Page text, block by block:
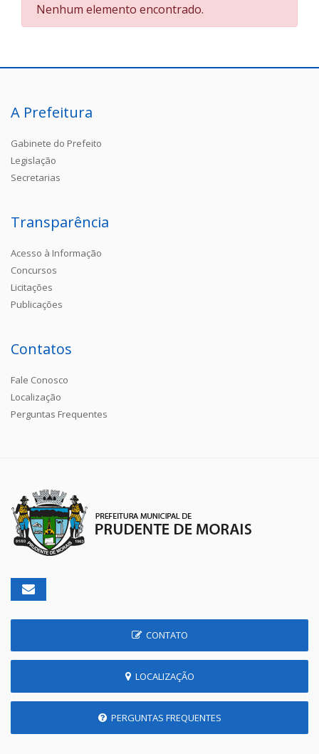
Nenhum elemento encontrado.
A Prefeitura
Gabinete do Prefeito
Legislação
Secretarias
Transparência
Acesso à Informação
Concursos
Licitações
Publicações
Contatos
Fale Conosco
Localização
Perguntas Frequentes
CONTATO
LOCALIZAÇÃO
PERGUNTAS FREQUENTES